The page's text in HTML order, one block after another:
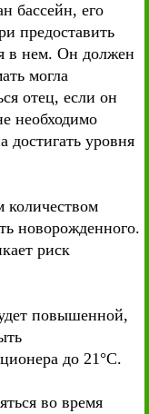
бассейн, его
предоставить
в нем. Он должен
могла
отец, если он
необходимо
достигать уровня
количеством
новорожденного.
риск
повышенной,
до 21°С.
во время